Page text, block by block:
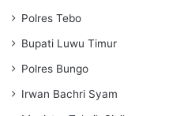
Polres Tebo
Bupati Luwu Timur
Polres Bungo
Irwan Bachri Syam